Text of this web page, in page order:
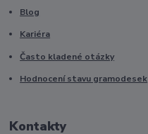
Blog
Kariéra
Často kladené otázky
Hodnocení stavu gramodesek
Kontakty